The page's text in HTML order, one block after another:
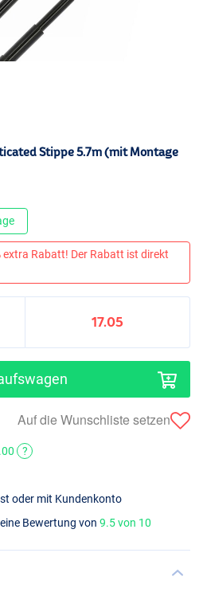
Stippe 5.7m (mit Montage
extra Rabatt! Der Rabatt ist direkt
17.05
Auf die Wunschliste setzen
?
oder mit Kundenkonto
Bewertung von9.5 von 10